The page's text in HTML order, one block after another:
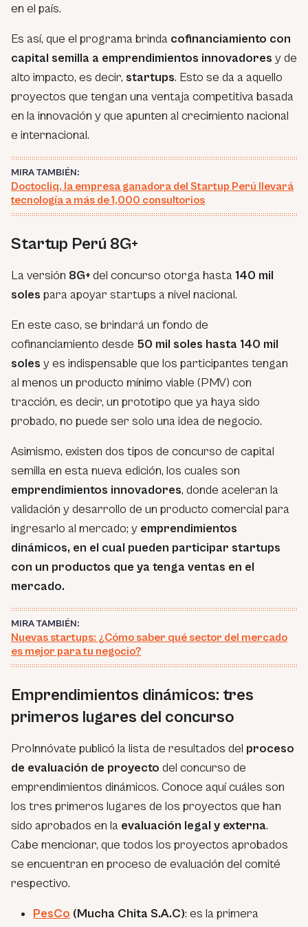
en el país.
Es así, que el programa brinda cofinanciamiento con
capital semilla a emprendimientos innovadores y de
alto impacto, es decir, startups. Esto se da a aquello
proyectos que tengan una ventaja competitiva basada
en la innovación y que apunten al crecimiento nacional
e internacional.
MIRA TAMBIÉN:
Doctocliq, la empresa ganadora del Startup Perú llevará
tecnología a más de 1,000 consultorios
Startup Perú 8G+
La versión 8G+del concurso otorga hasta 140 mil
soles para apoyar startups a nivel nacional.
En este caso, se brindará un fondo de
cofinanciamiento desde 50 mil soles hasta 140 mil
soles y es indispensable que los participantes tengan
al menos un producto mínimo viable (PMV) con
tracción, es decir, un prototipo que ya haya sido
probado, no puede ser solo una idea de negocio.
Asimismo, existen dos tipos de concurso de capital
semilla en esta nueva edición, los cuales son
emprendimientos innovadores, donde aceleran la
validación y desarrollo de un producto comercial para
ingresarlo al mercado; y emprendimientos
dinámicos, en el cual pueden participar startups
con un productos que ya tenga ventas en el
mercado.
MIRA TAMBIÉN:
Nuevas startups: ¿Cómo saber qué sector del mercado
es mejor para tu negocio?
Emprendimientos dinámicos: tres
primeros lugares del concurso
ProInnóvate publicó la lista de resultados del proceso
de evaluación de proyecto del concurso de
emprendimientos dinámicos. Conoce aquí cuáles son
los tres primeros lugares de los proyectos que han
sido aprobados en la evaluación legal y externa.
Cabe mencionar, que todos los proyectos aprobados
se encuentran en proceso de evaluación del comité
respectivo.
PesCo (Mucha Chita S.A.C): es la primera